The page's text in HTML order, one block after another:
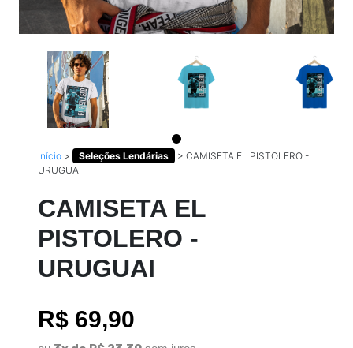
Início > Seleções Lendárias > CAMISETA EL PISTOLERO -
URUGUAI
CAMISETA EL
PISTOLERO -
URUGUAI
R$ 69,90